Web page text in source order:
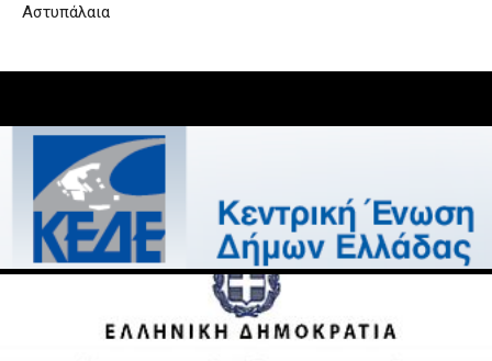
Αστυπάλαια